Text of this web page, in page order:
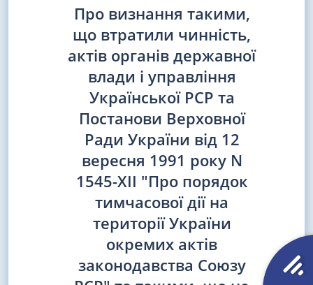
Про визнання такими,
що втратили чинність,
актів органів державної
влади і управління
Української РСР та
Постанови Верховної
Ради України від 12
вересня 1991 року N
1545-XII "Про порядок
тимчасової дії на
території України
окремих актів
законодавства Союзу